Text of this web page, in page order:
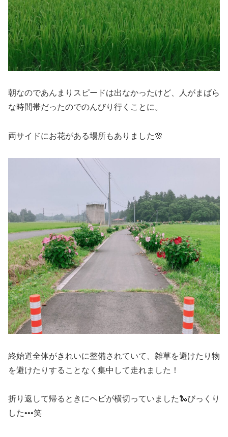
朝なのであんまりスピードは出なかったけど、人がまばら
な時間帯だったのでのんびり行くことに。
両サイドにお花がある場所もありました🌸
終始道全体がきれいに整備されていて、雑草を避けたり物
を避けたりすることなく集中して走れました！
折り返して帰るときにヘビが横切っていました🐍びっくり
した•••笑